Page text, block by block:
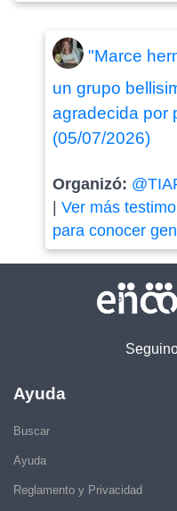
"Marce
un grupo
agradecida por
(05/07/2026)
Organizó:
Ver más
para conocer
Ayuda
Buscar
Ayuda
Reglamento y Privacidad